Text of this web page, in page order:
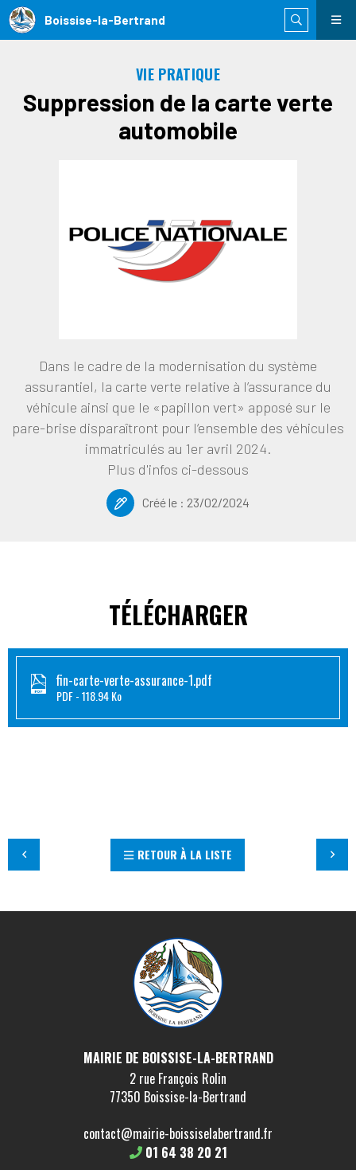
Boissise-la-Bertrand
VIE PRATIQUE
Suppression de la carte verte
automobile
Dans le cadre de la modernisation du système
assurantiel, la carte verte relative à l’assurance du
véhicule ainsi que le «papillon vert» apposé sur le
pare-brise disparaîtront pour l‘ensemble des véhicules
immatriculés au 1er avril 2024.
Plus d'infos ci-dessous
Créé le : 23/02/2024
TÉLÉCHARGER
fin-carte-verte-assurance-1.pdf
PDF 118.94 Ko
RETOUR À LA LISTE
MAIRIE DE BOISSISE-LA-BERTRAND
2 rue François Rolin
77350 Boissise-la-Bertrand
contact@mairie-boissiselabertrand.fr
01 64 38 20 21